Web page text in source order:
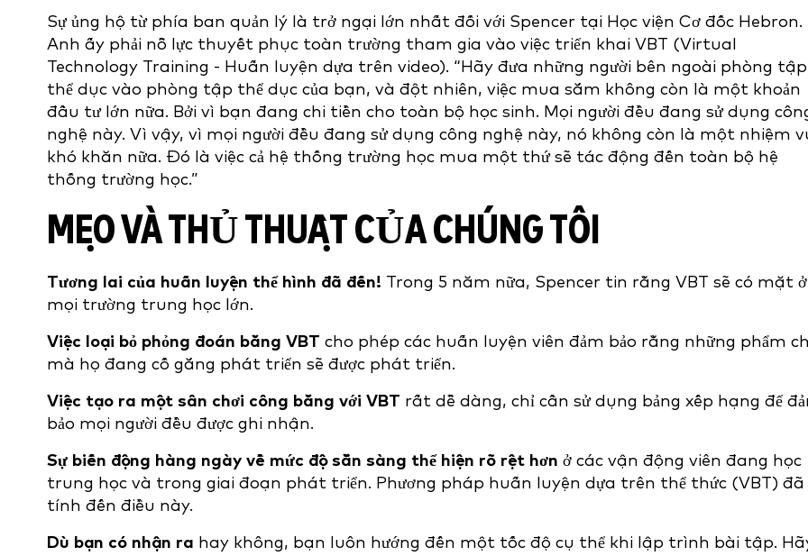
Sự ủng hộ từ phía ban quản lý là trở ngại lớn nhất đối với Spencer tại Học viện Cơ đốc Hebron.
Anh ấy phải nỗ lực thuyết phục toàn trường tham gia vào việc triển khai VBT (Virtual
Technology Training - Huấn luyện dựa trên video). “Hãy đưa những người bên ngoài phòng tập
thể dục vào phòng tập thể dục của bạn, và đột nhiên, việc mua sắm không còn là một khoản
đầu tư lớn nữa. Bởi vì bạn đang chi tiền cho toàn bộ học sinh. Mọi người đều đang sử dụng
nghệ này. Vì vậy, vì mọi người đều đang sử dụng công nghệ này, nó không còn là một nhiệm
khó khăn nữa. Đó là việc cả hệ thống trường học mua một thứ sẽ tác động đến toàn bộ hệ
thống trường học.”
MẸO VÀ THỦ THUẬT CỦA CHÚNG TÔI
Tương lai của huấn luyện thể hình đã đến! Trong 5 năm nữa, Spencer tin rằng VBT sẽ có mặt ở
mọi trường trung học lớn.
Việc loại bỏ phỏng đoán bằng VBT cho phép các huấn luyện viên đảm bảo rằng những phẩm
mà họ đang cố gắng phát triển sẽ được phát triển.
Việc tạo ra một sân chơi công bằng với VBT rất dễ dàng, chỉ cần sử dụng bảng xếp hạng để
bảo mọi người đều được ghi nhận.
Sự biến động hàng ngày về mức độ sẵn sàng thể hiện rõ rệt hơn ở các vận động viên đang học
trung học và trong giai đoạn phát triển. Phương pháp huấn luyện dựa trên thể thức (VBT) đã
tính đến điều này.
Dù bạn có nhận ra hay không, bạn luôn hướng đến một tốc độ cụ thể khi lập trình bài tập.